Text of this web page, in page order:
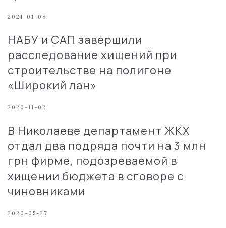
2021-01-08
НАБУ и САП завершили
расследование хищений при
строительстве на полигоне
«Широкий лан»
2020-11-02
В Николаеве департамент ЖКХ
отдал два подряда почти на 3 млн
грн фирме, подозреваемой в
хищении бюджета в сговоре с
чиновниками
2020-05-27